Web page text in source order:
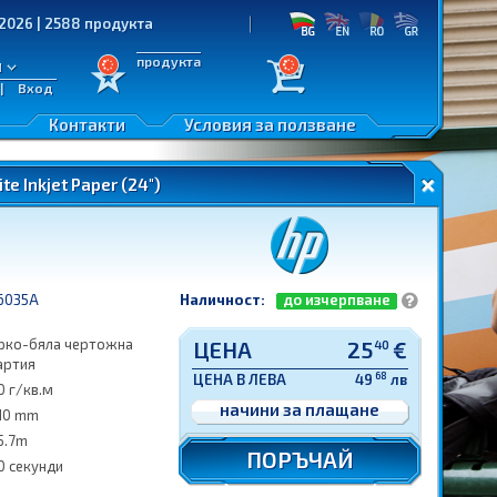
продукта
Вход
продукта
Условия за ползване
Контакти
Inkjet Paper (24")
бяла чертожна
г/кв.м
mm
секунди
Наличност: до изчерпване
ЦЕНА 2540 €
ЦЕНА В ЛЕВА 49 68 лв
начини за плащане
ПОРЪЧАЙ